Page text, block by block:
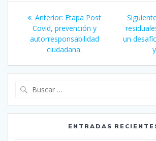
Navegación
entradas
Anterior: Entrada
anterior:
Etapa Post
Covid, prevención y
autorresponsabilidad
ciudadana.
un
ENTRADAS